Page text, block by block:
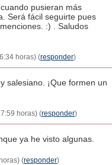
pusieran más
Será fácil seguirte pues
:) . Saludos
horas) (responder)
salesiano. ¡Que formen un
horas) (responder)
ya he visto algunas.
(responder)